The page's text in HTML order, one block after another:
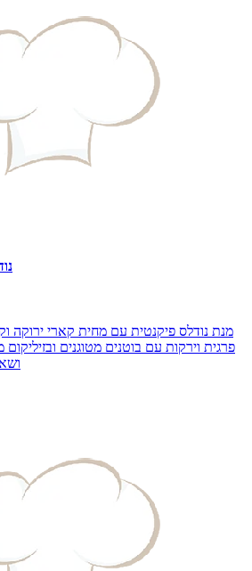
מנת נודלס פיקנטית עם מחית קארי ירוקה
פרגית וירקות עם בוטנים מטוגנים